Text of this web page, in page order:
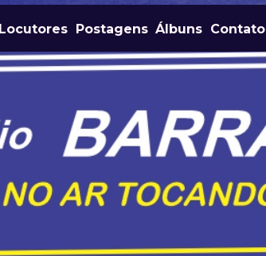
Locutores Postagens Álbuns Contato